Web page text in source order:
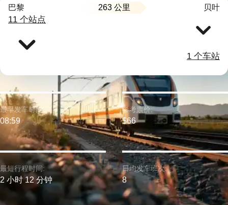
巴黎 263 公里 贝叶
11 个站点
1 个车站
最短行程时间:
2 小时 12 分钟
最早发车时间:
08:59
参考票价:
$66
日均发车班次:
8